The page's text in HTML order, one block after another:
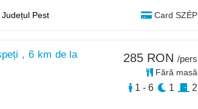
Pest Card SZÉP
, 6 km de la
285 RON /pers
Fără masă
1 - 6 1 2